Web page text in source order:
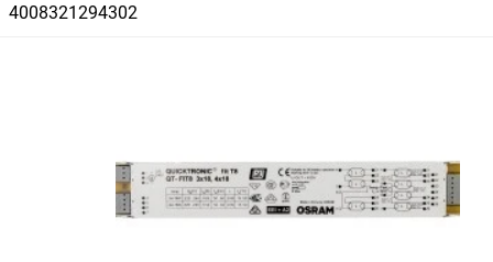
4008321294302